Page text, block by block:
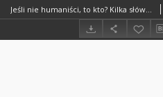
Jeśli nie humaniści, to kto? Kilka słów o „Prozie wybranej” Leo Lipskiego (Wołowiec 2022)